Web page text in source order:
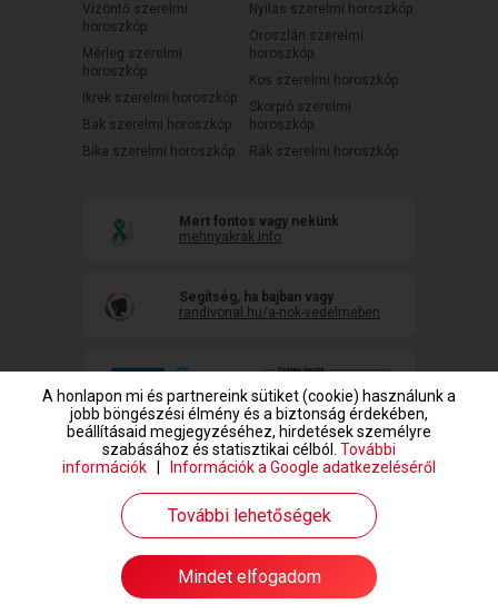
Vízöntő szerelmi
horoszkóp
Mérleg szerelmi
horoszkóp
Ikrek szerelmi horoszkóp
Bak szerelmi horoszkóp
Bika szerelmi horoszkóp
Nyilas szerelmi horoszkóp
Oroszlán szerelmi
horoszkóp
Kos szerelmi horoszkóp
Skorpió szerelmi
horoszkóp
Rák szerelmi horoszkóp
Mert fontos vagy nekünk
mehnyakrak.info
Segítség, ha bajban vagy
randivonal.hu/a-nok-vedelmeben
www.randivonal.hu © Copyright 1999-2026 Dating Central Europe Zrt.
A honlapon mi és partnereink sütiket (cookie) használunk a
jobb böngészési élmény és a biztonság érdekében,
beállításaid megjegyzéséhez, hirdetések személyre
szabásához és statisztikai célból. További
információk
Információk a Google adatkezeléséről
További lehetőségek
Mindet elfogadom